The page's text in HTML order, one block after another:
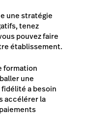
une stratégie
tenez
pouvez faire
établissement.
formation
une
a besoin
accélérer la
paiements